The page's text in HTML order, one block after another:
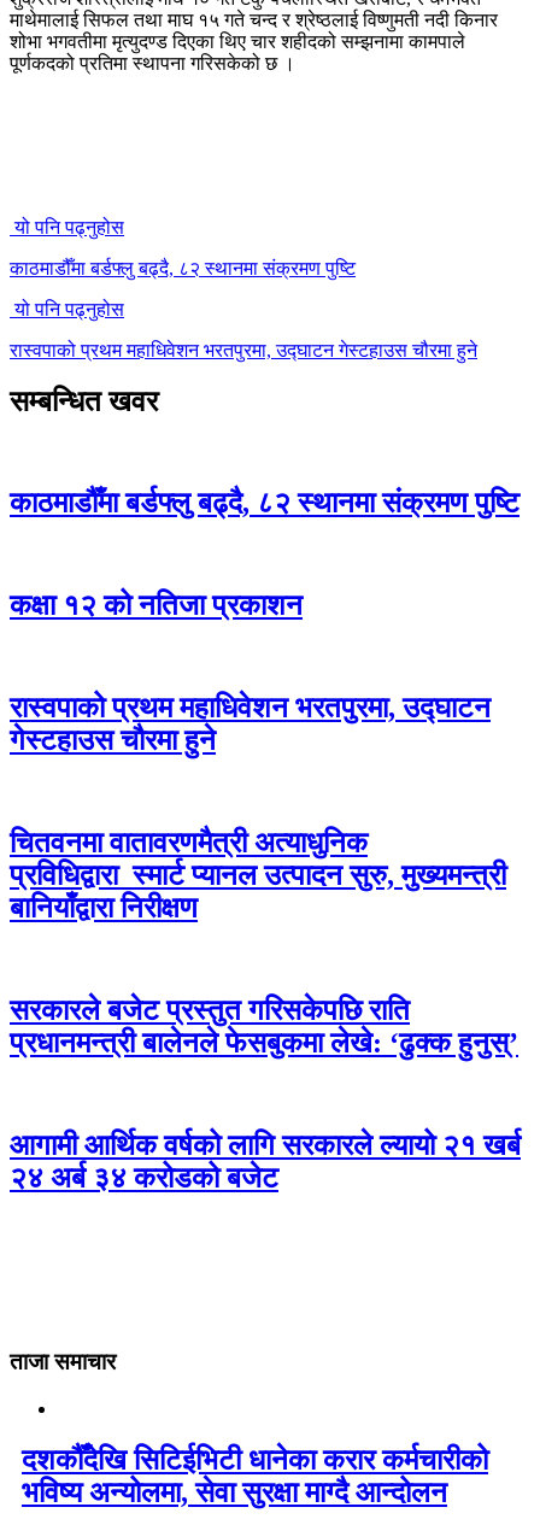
माथेमालाई सिफल तथा माघ १५ गते चन्द र श्रेष्ठलाई विष्णुमती नदी किनार
शोभा भगवतीमा मृत्युदण्ड दिएका थिए चार शहीदको सम्झनामा कामपाले
पूर्णकदको प्रतिमा स्थापना गरिसकेको छ ।
यो पनि पढ्नुहोस
काठमाडौँमा बर्डफ्लु बढ्दै, ८२ स्थानमा संक्रमण पुष्टि
यो पनि पढ्नुहोस
रास्वपाको प्रथम महाधिवेशन भरतपुरमा, उद्घाटन गेस्टहाउस चौरमा हुने
सम्बन्धित खवर
काठमाडौँमा बर्डफ्लु बढ्दै, ८२ स्थानमा संक्रमण पुष्टि
कक्षा १२ को नतिजा प्रकाशन
रास्वपाको प्रथम महाधिवेशन भरतपुरमा, उद्घाटन
गेस्टहाउस चौरमा हुने
चितवनमा वातावरणमैत्री अत्याधुनिक
प्रविधिद्वारा स्मार्ट प्यानल उत्पादन सुरु, मुख्यमन्त्री
बानियाँद्वारा निरीक्षण
सरकारले बजेट प्रस्तुत गरिसकेपछि राति
प्रधानमन्त्री बालेनले फेसबुकमा लेखे: ‘ढुक्क हुनुस्’
आगामी आर्थिक वर्षको लागि सरकारले ल्यायो २१ खर्ब
२४ अर्ब ३४ करोडको बजेट
ताजा समाचार
दशकौँदेखि सिटिईभिटी धानेका करार कर्मचारीको
भविष्य अन्योलमा, सेवा सुरक्षा माग्दै आन्दोलन